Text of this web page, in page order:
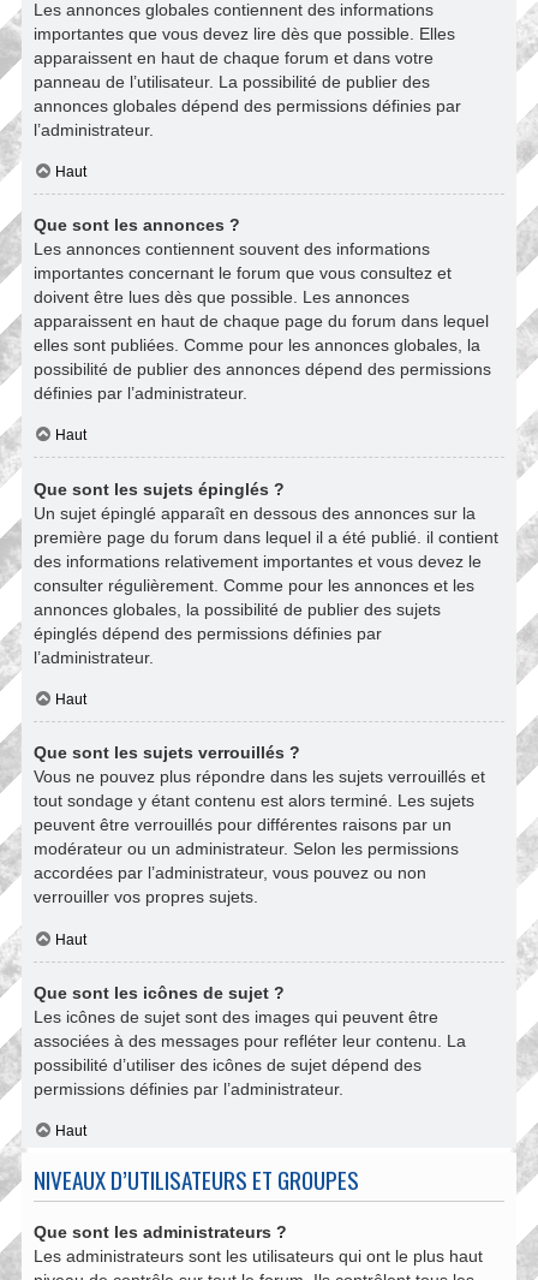
Les annonces globales contiennent des informations
importantes que vous devez lire dès que possible. Elles
apparaissent en haut de chaque forum et dans votre
panneau de l’utilisateur. La possibilité de publier des
annonces globales dépend des permissions définies par
l’administrateur.
Haut
Que sont les annonces ?
Les annonces contiennent souvent des informations
importantes concernant le forum que vous consultez et
doivent être lues dès que possible. Les annonces
apparaissent en haut de chaque page du forum dans lequel
elles sont publiées. Comme pour les annonces globales, la
possibilité de publier des annonces dépend des permissions
définies par l’administrateur.
Haut
Que sont les sujets épinglés ?
Un sujet épinglé apparaît en dessous des annonces sur la
première page du forum dans lequel il a été publié. il contient
des informations relativement importantes et vous devez le
consulter régulièrement. Comme pour les annonces et les
annonces globales, la possibilité de publier des sujets
épinglés dépend des permissions définies par
l’administrateur.
Haut
Que sont les sujets verrouillés ?
Vous ne pouvez plus répondre dans les sujets verrouillés et
tout sondage y étant contenu est alors terminé. Les sujets
peuvent être verrouillés pour différentes raisons par un
modérateur ou un administrateur. Selon les permissions
accordées par l’administrateur, vous pouvez ou non
verrouiller vos propres sujets.
Haut
Que sont les icônes de sujet ?
Les icônes de sujet sont des images qui peuvent être
associées à des messages pour refléter leur contenu. La
possibilité d’utiliser des icônes de sujet dépend des
permissions définies par l’administrateur.
Haut
NIVEAUX D’UTILISATEURS ET GROUPES
Que sont les administrateurs ?
Les administrateurs sont les utilisateurs qui ont le plus haut